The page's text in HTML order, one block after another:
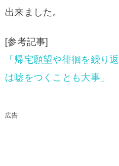
出来ました。
[参考記事]
「帰宅願望や徘徊を繰り
は嘘をつくことも大事」
広告